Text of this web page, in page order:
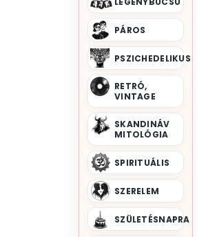
Trx
Túrázás
Úszás
Vitorlázás
Vízi Sportok
PÁROS
PSZICHEDELIKUS
RETRÓ,
VINTAGE
SKANDINÁV
MITOLÓGIA
SPIRITUÁLIS
SZERELEM
SZÜLETÉSNAPRA